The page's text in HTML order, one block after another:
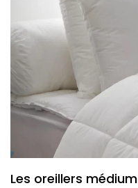
Les oreillers médium